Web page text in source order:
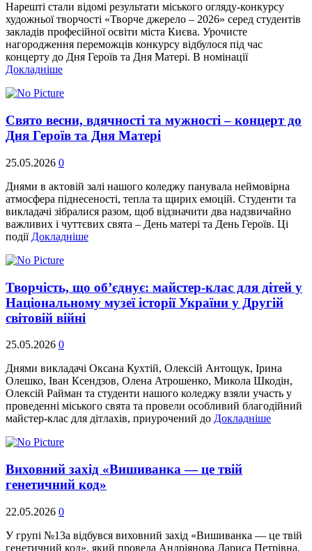
Нарешті стали відомі результати міського огляду-конкурсу
художньої творчості «Творче джерело – 2026» серед студентів
закладів професійної освіти міста Києва. Урочисте
нагородження переможців конкурсу відбулося під час
концерту до Дня Героїв та Дня Матері. В номінації
Докладніше
Свято весни, вдячності та мужності – концерт до
Дня Героїв та Дня Матері
25.05.2026 0
Днями в актовій залі нашого коледжу панувала неймовірна
атмосфера піднесеності, тепла та щирих емоцій. Студенти та
викладачі зібралися разом, щоб відзначити два надзвичайно
важливих і чуттєвих свята – День матері та День Героїв. Ці
події Докладніше
Творчість, що об’єднує: майстер-клас для дітей у
Національному музеї історії України у Другій
світовій війні
25.05.2026 0
Днями викладачі Оксана Кухтій, Олексій Антощук, Ірина
Олешко, Іван Ксендзов, Олена Атрошенко, Микола Шкодін,
Олексій Райман та студенти нашого коледжу взяли участь у
проведенні міського свята та провели особливий благодійний
майстер-клас для дітлахів, приурочений до Докладніше
Виховний захід «Вишиванка — це твій
генетичний код»
22.05.2026 0
У групі №13а відбувся виховний захід «Вишиванка — це твій
генетичний код», який провела Андріянова Лариса Петрівна.